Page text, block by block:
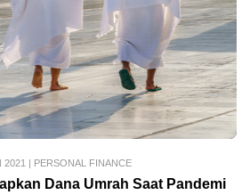
2021 PERSONAL FINANCE
Dana Umrah Saat Pandemi